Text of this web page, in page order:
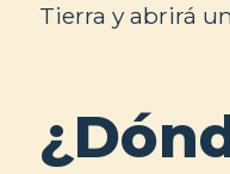
Tierra y abrirá